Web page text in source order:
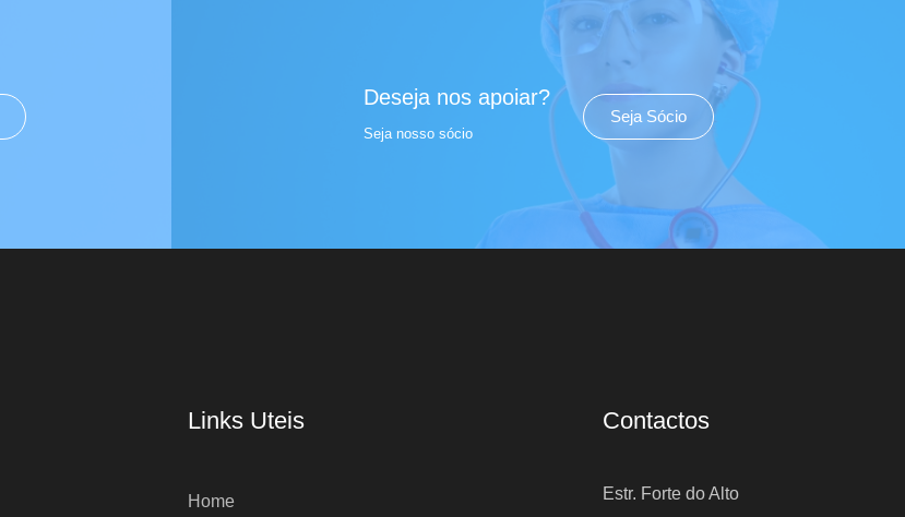
Deseja nos apoiar?
Seja nosso sócio
Seja Sócio
Links Uteis
Home
Contactos
Estr. Forte do Alto